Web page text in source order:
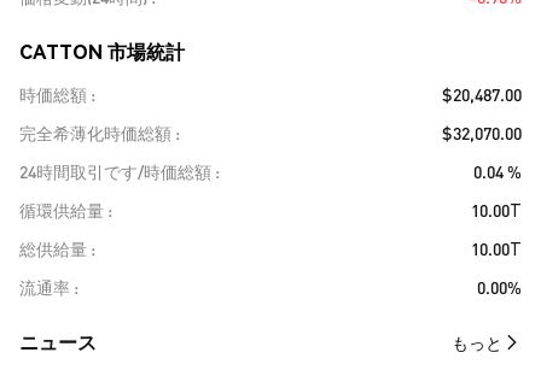
CATTON 市場統計
時価総額
$20,487.00
完全希薄化時価総額
$32,070.00
24時間取引です/時価総額
0.04 %
循環供給量
10.00T
総供給量
10.00T
流通率
0.00%
​​ニュース​​ もっと